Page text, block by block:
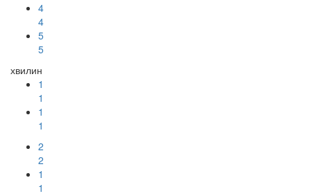
4
4
5
5
хвилин
1
1
1
1
2
2
1
1